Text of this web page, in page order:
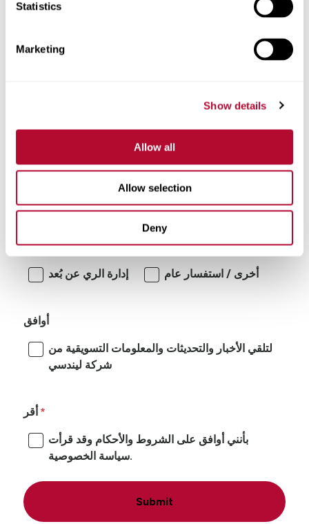
Statistics
Marketing
Show details
Allow all
Allow selection
Deny
تعليقات
أنظمة الري الدوارة/المتحركة جانبياً
إدارة الري عن بُعد أخرى / استفسار عام
أوافق
لتلقي الأخبار والتحديثات والمعلومات التسويقية من
شركة ليندسي
أقر
بأنني أوافق على الشروط والأحكام وقد قرأت
سياسة الخصوصية.
Submit